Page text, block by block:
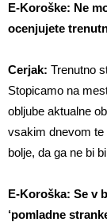
E-Koroške: Ne
ocenjujete
Cerjak: Trenutno
Stopicamo na
obljube aktualne
vsakim dnevom te
bolje, da ga ne bi
E-Koroška: Se v
‘pomladne